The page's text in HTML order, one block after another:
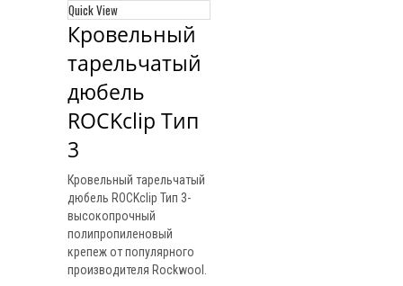
Quick View
Кровельный
тарельчатый
дюбель
ROCKclip Тип
3
Кровельный тарельчатый
дюбель ROCKclip Тип 3-
высокопрочный
полипропиленовый
крепеж от популярного
производителя Rockwool.